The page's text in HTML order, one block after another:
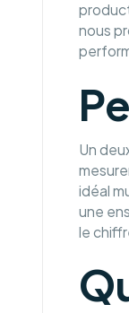
nous
Un
idéal
une
le